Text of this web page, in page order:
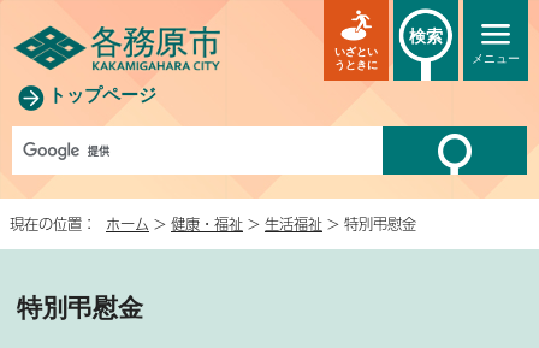
トップページ
メニュー
いざとい
うときに
検索
現在の位置： ホーム > 健康・福祉 > 生活福祉 > 特別弔慰金
特別弔慰金